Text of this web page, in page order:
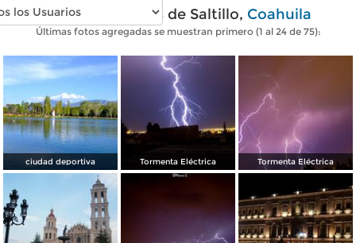
Fotos modernas de Saltillo, Coahuila
Últimas fotos agregadas se muestran primero (1 al 24 de 75):
ciudad deportiva Tormenta Eléctrica Tormenta Eléctrica